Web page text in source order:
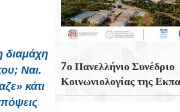
διαμάχη
Ναι.
κάτι
Η Μάχη Στο Σφακάκι,7
Μια Κορυφαία Πράξη
Των Ναζί Κατακτητών
Σαν Σήμερα 7 Αυγούστου: Τα
Σημαντικότερα Γεγονότα
7ο Πανελλήνιο Συνέδριο
Κοινωνιολογίας της